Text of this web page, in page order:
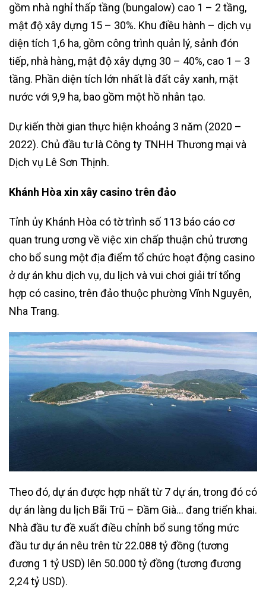
gồm nhà nghỉ thấp tầng (bungalow) cao 1 – 2 tầng,
mật độ xây dựng 15 – 30%. Khu điều hành – dịch vụ
diện tích 1,6 ha, gồm công trình quản lý, sảnh đón
tiếp, nhà hàng, mật độ xây dựng 30 – 40%, cao 1 – 3
tầng. Phần diện tích lớn nhất là đất cây xanh, mặt
nước với 9,9 ha, bao gồm một hồ nhân tạo.
Dự kiến thời gian thực hiện khoảng 3 năm (2020 –
2022). Chủ đầu tư là Công ty TNHH Thương mại và
Dịch vụ Lê Sơn Thịnh.
Khánh Hòa xin xây casino trên đảo
Tỉnh ủy Khánh Hòa có tờ trình số 113 báo cáo cơ
quan trung ương về việc xin chấp thuận chủ trương
cho bổ sung một địa điểm tổ chức hoạt động casino
ở dự án khu dịch vụ, du lịch và vui chơi giải trí tổng
hợp có casino, trên đảo thuộc phường Vĩnh Nguyên,
Nha Trang.
Theo đó, dự án được hợp nhất từ 7 dự án, trong đó có
dự án làng du lịch Bãi Trũ – Đầm Già… đang triển khai.
Nhà đầu tư đề xuất điều chỉnh bổ sung tổng mức
đầu tư dự án nêu trên từ 22.088 tỷ đồng (tương
đương 1 tỷ USD) lên 50.000 tỷ đồng (tương đương
2,24 tỷ USD).